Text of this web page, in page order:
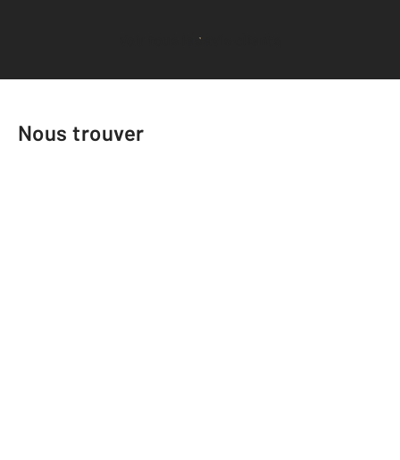
Voir tous les avis clients
Nous trouver